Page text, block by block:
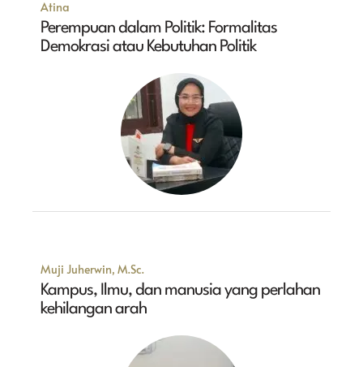
Atina
Perempuan dalam Politik: Formalitas
Demokrasi atau Kebutuhan Politik
Muji Juherwin, M.Sc.
Kampus, Ilmu, dan manusia yang perlahan
kehilangan arah